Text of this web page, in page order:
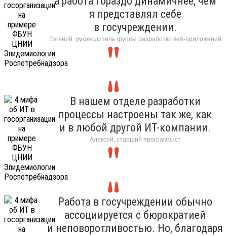
я представлял себе
в госучреждении.
Евгений, руководитель группы разработки веб-приложений
В нашем отделе разработки
процессы настроены так же, как
и в любой другой ИТ-компании.
Алексей, старший программист
Работа в госучреждении обычно
ассоциируется с бюрократией
и неповоротливостью. Но, благодаря